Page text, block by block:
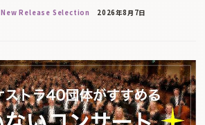
New Release Selection 2026年8月7日